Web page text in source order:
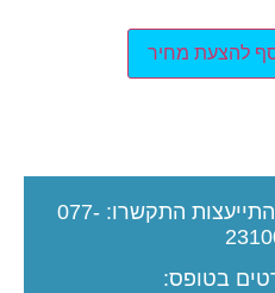
להצעת מחיר
התקשרו: 077-
בטופס: